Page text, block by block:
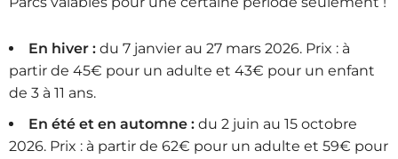
En hiver : du 7 janvier au 27 mars 2026. Prix : à
partir de 45€ pour un adulte et 43€ pour un enfant
de 3 à 11 ans.
En été et en automne : du 2 juin au 15 octobre
2026. Prix : à partir de 62€ pour un adulte et 59€ pour